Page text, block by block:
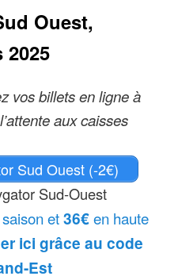
y suivre l’aventure
le monde (à partir
saison de Noël
: le Tam-Tam
reposant dans un
de taille : tout public
et du 25 au 29
tous les jours à
quotidienne
chaque
chaque week-
vacances de la
au 26 puis du 28
Ouest,
vos billets en ligne à
aux caisses
Sud Ouest (-2€)
Sud-Ouest
et36€en haute
ici grâce au code
Est